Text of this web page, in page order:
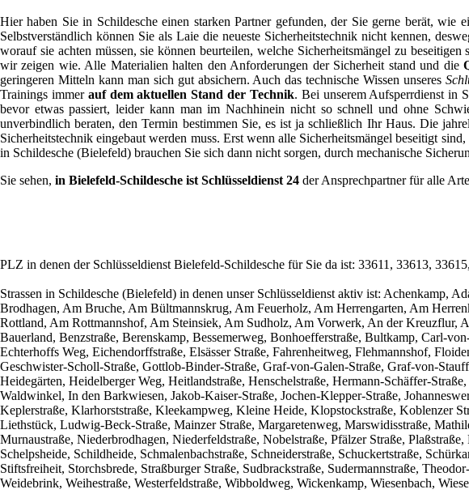
Hier haben Sie in Schildesche einen starken Partner gefunden, der Sie gerne berät,
Selbstverständlich können Sie als Laie die neueste Sicherheitstechnik nicht kennen,
worauf sie achten müssen, sie können beurteilen, welche Sicherheitsmängel zu
wir zeigen wie. Alle Materialien halten den Anforderungen der Sicherheit stand und die
geringeren Mitteln kann man sich gut absichern. Auch das technische Wissen unseres
Trainings immer auf dem aktuellen Stand der Technik. Bei unserem Aufsperrdienst in
bevor etwas passiert, leider kann man im Nachhinein nicht so schnell und ohne
unverbindlich beraten, den Termin bestimmen Sie, es ist ja schließlich Ihr Haus. Die
Sicherheitstechnik eingebaut werden muss. Erst wenn alle Sicherheitsmängel beseitigt
in Schildesche (Bielefeld) brauchen Sie sich dann nicht sorgen, durch mechanische
Sie sehen, in Bielefeld-Schildesche ist Schlüsseldienst 24 der Ansprechpartner für alle
PLZ in denen der Schlüsseldienst Bielefeld-Schildesche für Sie da ist: 33611, 33613,
Strassen in Schildesche (Bielefeld) in denen unser Schlüsseldienst aktiv ist:
Brodhagen, Am Bruche, Am Bültmannskrug, Am Feuerholz, Am Herrengarten, Am
Rottland, Am Rottmannshof, Am Steinsiek, Am Sudholz, Am Vorwerk, An der Kreuzflur,
Bauerland, Benzstraße, Berenskamp, Bessemerweg, Bonhoefferstraße, Bultkamp, Carl-
Echterhoffs Weg, Eichendorffstraße, Elsässer Straße, Fahrenheitweg, Flehmannshof,
Geschwister-Scholl-Straße, Gottlob-Binder-Straße, Graf-von-Galen-Straße, Graf-von-
Heidegärten, Heidelberger Weg, Heitlandstraße, Henschelstraße, Hermann-Schäffer-
Waldwinkel, In den Barkwiesen, Jakob-Kaiser-Straße, Jochen-Klepper-Straße,
Keplerstraße, Klarhorststraße, Kleekampweg, Kleine Heide, Klopstockstraße, Koblenzer
Liethstück, Ludwig-Beck-Straße, Mainzer Straße, Margaretenweg, Marswidisstraße,
Murnaustraße, Niederbrodhagen, Niederfeldstraße, Nobelstraße, Pfälzer Straße,
Schelpsheide, Schildheide, Schmalenbachstraße, Schneiderstraße, Schuckertstraße,
Stiftsfreiheit, Storchsbrede, Straßburger Straße, Sudbrackstraße, Sudermannstraße,
Weidebrink, Weihestraße, Westerfeldstraße, Wibboldweg, Wickenkamp, Wiesenbach,